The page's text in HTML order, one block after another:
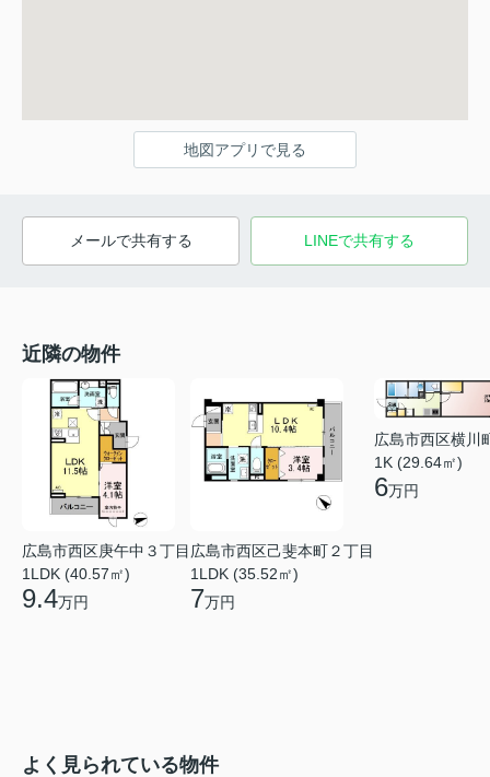
地図アプリで見る
メールで共有する LINEで共有する
近隣の物件
広島市西区庚午中３丁目
1LDK (40.57㎡)
9.4万円
広島市西区己斐本町２丁目
1LDK (35.52㎡)
7万円
広島市西区横川
1K (29.64㎡)
6万円
よく見られている物件